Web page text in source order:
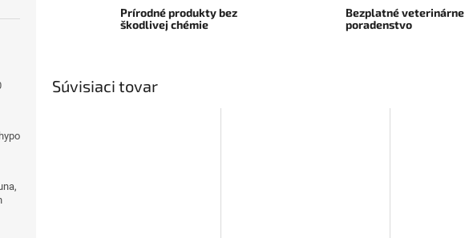
Prírodné produkty bez
škodlivej chémie
Bezplatné veterinárne
poradenstvo
Súvisiaci tovar